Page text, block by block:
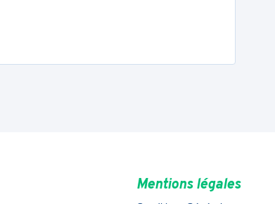
Mentions légales